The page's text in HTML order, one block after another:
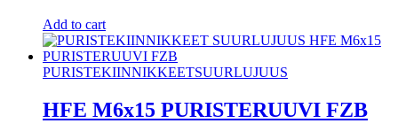
Add to cart
PURISTEKIINNIKKEETSUURLUJUUS
HFE M6x15 PURISTERUUVI FZB